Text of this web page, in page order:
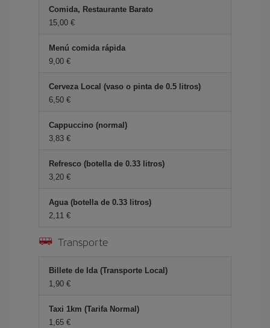
Comida, Restaurante Barato
15,00 €
Menú comida rápida
9,00 €
Cerveza Local (vaso o pinta de 0.5 litros)
6,50 €
Cappuccino (normal)
3,83 €
Refresco (botella de 0.33 litros)
3,20 €
Agua (botella de 0.33 litros)
2,11 €
Transporte
Billete de Ida (Transporte Local)
1,90 €
Taxi 1km (Tarifa Normal)
1,65 €